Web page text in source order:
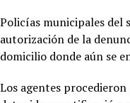
Policías municipales
autorización de la
domicilio donde aún se
Los agentes